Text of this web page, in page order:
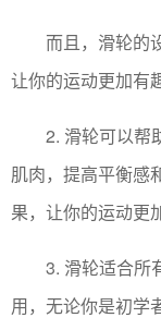
而且，滑轮的
让你的运动更加有
2. 滑轮可以帮
肌肉，提高平衡感
果，让你的运动更
3. 滑轮适合所
用，无论你是初学